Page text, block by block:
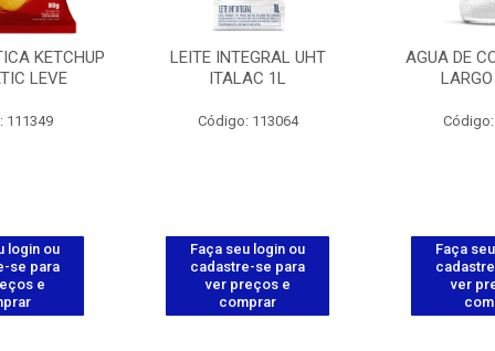
KETCHUP
LEVE
111349
login ou
se para
e
LEITE INTEGRAL UHT
ITALAC 1L
Código: 113064
Faça seu login ou
cadastre-se para
ver preços e
comprar
AGUA DE
Código:
Faça
ver